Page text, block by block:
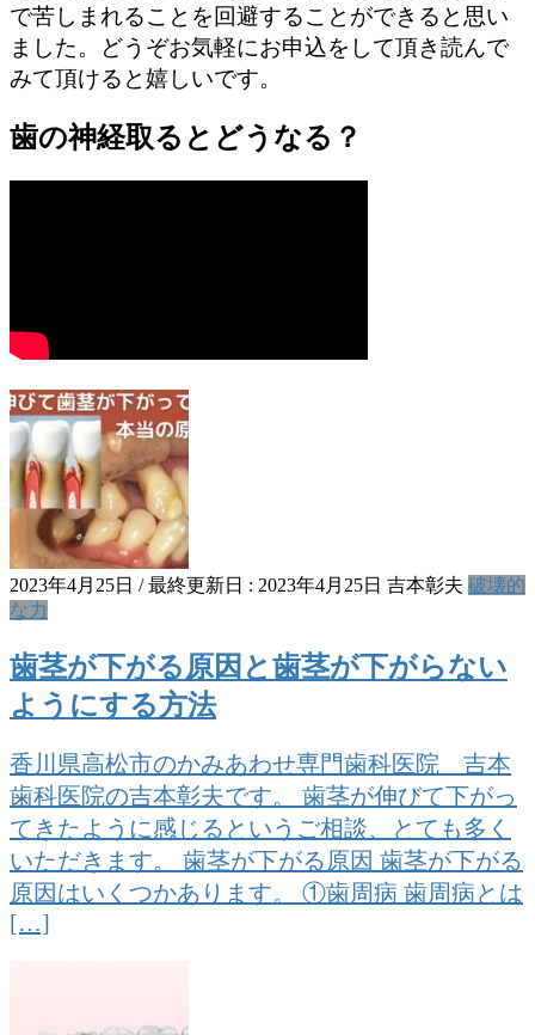
で苦しまれることを回避することができると思い
ました。どうぞお気軽にお申込をして頂き読んで
みて頂けると嬉しいです。
歯の神経取るとどうなる？
2023年4月25日 / 最終更新日 : 2023年4月25日 吉本彰夫 破壊的
な力
歯茎が下がる原因と歯茎が下がらない
ようにする方法
香川県高松市のかみあわせ専門歯科医院 吉本
歯科医院の吉本彰夫です。 歯茎が伸びて下がっ
てきたように感じるというご相談、とても多く
いただきます。 歯茎が下がる原因 歯茎が下がる
原因はいくつかあります。 ①歯周病 歯周病とは
[…]